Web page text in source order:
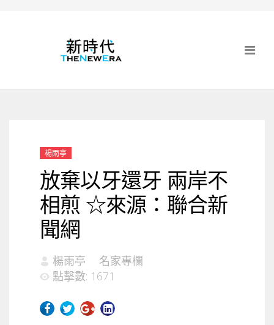
楊雨亭
放棄以牙還牙 兩岸不
相煎 ☆來源：聯合新
聞網
楊雨亭
名家專欄
點擊數: 1671